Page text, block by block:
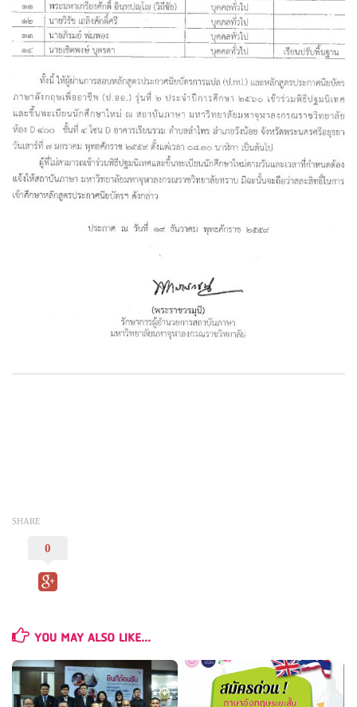
ใบสมัครเรียนภาษาอังกฤษระดับบัณฑิตศึกษา
แบบฟอร์มลงทะเบียน ผ่านธนาคาร
ใบสมัครเรียนคอร์สวุฒิบัตร สถาบันภาษา
แบบฟอร์มขอใช้ห้องเรียนสถาบันภาษา
งานประกันคุณภาพการศึกษา
แผนปฎิบัติงานประจำปีงบประมาณ ๒๕๕๙
แผนพัฒนาบุคลากร ประจำปี ๒๕๕๙
รายงานประจำปี ๒๕๕๙
แผนพัฒนาสถาบันภาษา พ.ศ. ๒๕๖๐ – ๒๕๖๔
แผนปฎิบัติงานประจำปี ๒๔๖๐
คู่มือการจัดทำแผนพัฒนา สถาบัน สำนัก ศูนย์
คู่มือประกันคุณภาพ สถาบันภาษา ปี ๒๕๕๘
แนวทางปฎิบัติที่ดีด้านการประกันคุณภาพ
SHARE
0
YOU MAY ALSO LIKE...